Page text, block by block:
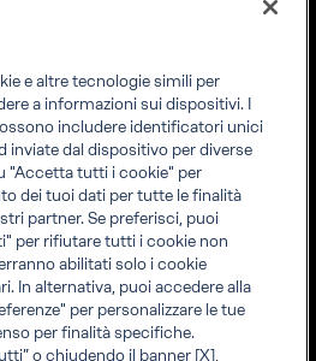
Info legali
Fatturazione elettronica
e altre tecnologie simili per
a informazioni sui dispositivi. I
includere identificatori unici
inviate dal dispositivo per diverse
"Accetta tutti i cookie" per
dei tuoi dati per tutte le finalità
partner. Se preferisci, puoi
per rifiutare tutti i cookie non
abilitati solo i cookie
In alternativa, puoi accedere alla
per personalizzare le tue
per finalità specifiche.
o chiudendo il banner [X],